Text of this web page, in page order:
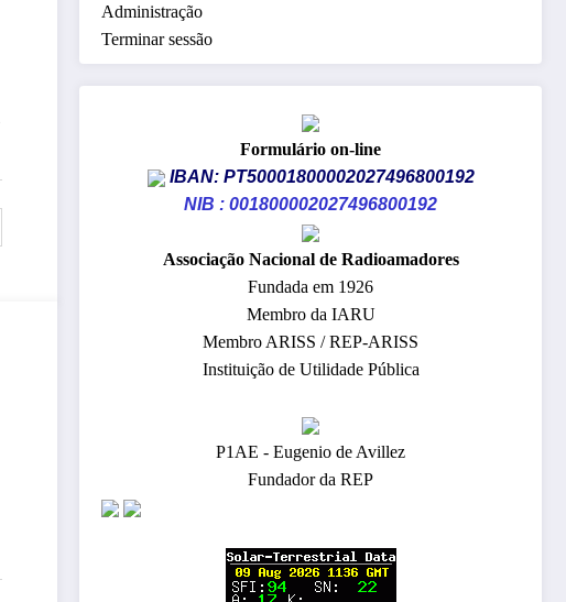
Administração
Terminar sessão
Formulário on-line
IBAN: PT50001800002027496800192
NIB : 001800002027496800192
​Associação Nacional de Radioamadores
Fundada em 1926
Membro da IARU
Membro ARISS / REP-ARISS
Instituição de Utilidade Pública
P1AE - Eugenio de Avillez
Fundador da REP